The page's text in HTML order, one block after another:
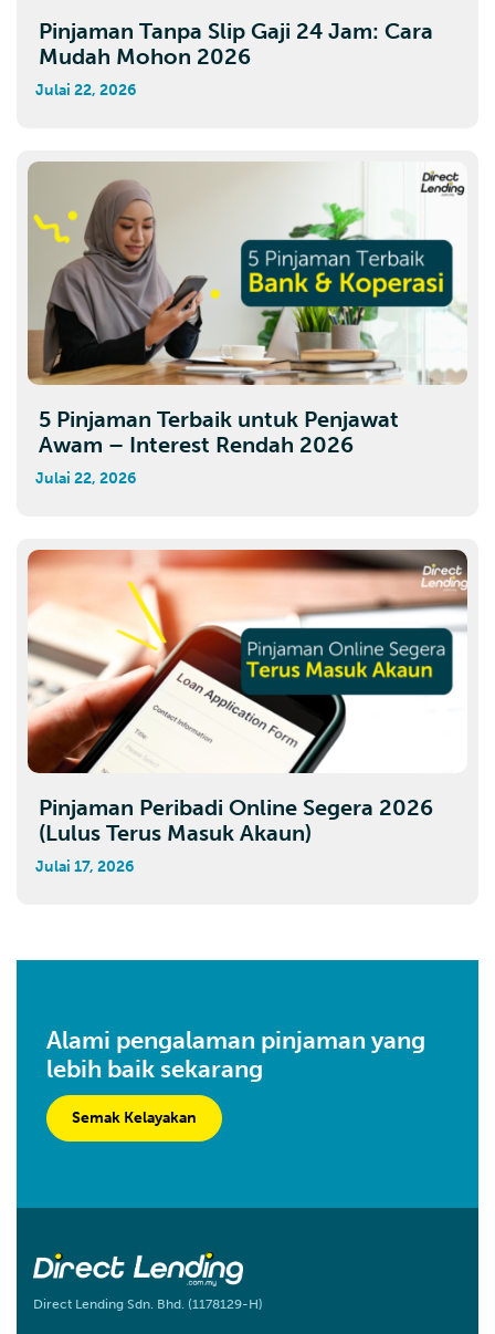
Julai 22, 2026
Pinjaman Tanpa Slip Gaji 24 Jam: Cara
Mudah Mohon 2026
Julai 22, 2026
5 Pinjaman Terbaik untuk Penjawat
Awam – Interest Rendah 2026
Julai 17, 2026
Pinjaman Peribadi Online Segera 2026
(Lulus Terus Masuk Akaun)
Alami pengalaman pinjaman yang
lebih baik sekarang
Semak Kelayakan
Direct Lending Sdn. Bhd. (1178129-H)